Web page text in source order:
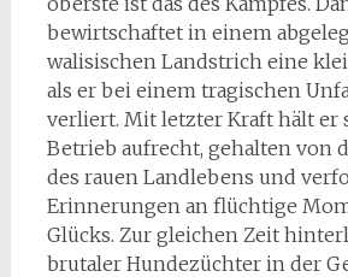
bewirtschaftet in einem
walisischen Landstrich eine
als er bei einem tragischen
verliert. Mit letzter Kraft hält er
Betrieb aufrecht, gehalten von
des rauen Landlebens und
Erinnerungen an flüchtige
Glücks. Zur gleichen Zeit
brutaler Hundezüchter in der